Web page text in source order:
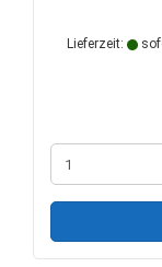
Lieferzeit: